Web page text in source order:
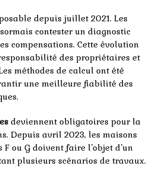
depuis juillet 2021. Les
contester un diagnostic
compensations. Cette évolution
des propriétaires et
méthodes de calcul ont été
une meilleure fiabilité des
deviennent obligatoires pour la
Depuis avril 2023, les maisons
ou G doivent faire l’objet d’un
plusieurs scénarios de travaux.